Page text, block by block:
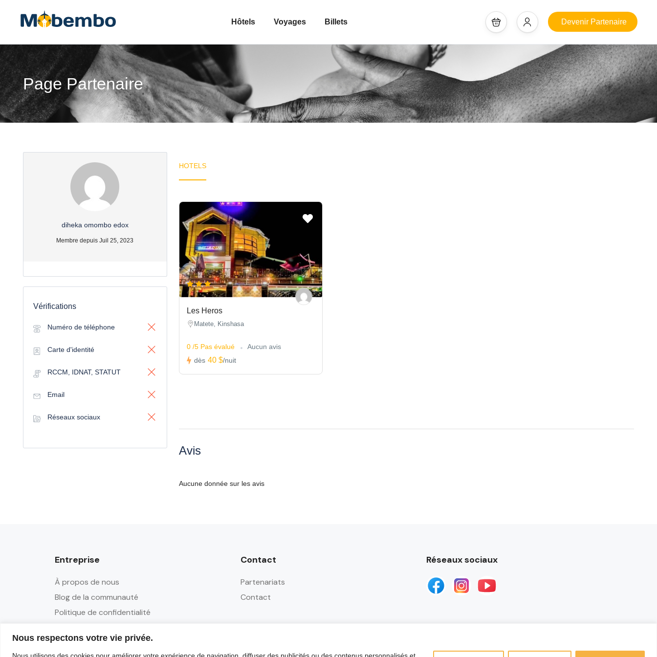
Nous respectons votre vie privée.
Nous utilisons des cookies pour améliorer votre expérience de navigation, diffuser des publicités ou des contenus personnalisés et
Hôtels Voyages Billets Devenir Partenaire
Page Partenaire
diheka omombo edox
Membre depuis Juil 25, 2023
Vérifications
Numéro de téléphone
Carte d'identité
RCCM, IDNAT, STATUT
Email
Réseaux sociaux
HOTELS
Les Heros
Matete, Kinshasa
0 /5 Pas évalué
Aucun avis
dès 40 $/nuit
Avis
Aucune donnée sur les avis
Entreprise
À propos de nous
Blog de la communauté
Politique de confidentialité
Contact
Partenariats
Contact
Réseaux sociaux